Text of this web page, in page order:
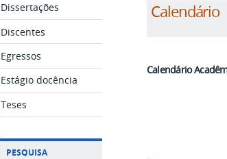
Dissertações
Discentes
Egressos
Estágio docência
Teses
PESQUISA
Calendário
Calendário